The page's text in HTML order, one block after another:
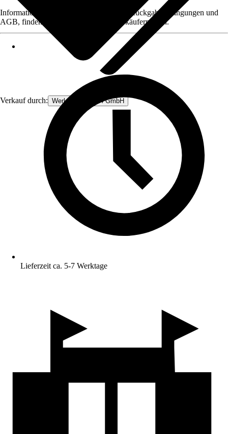
Verkauf durch: Werkzeugstore24 GmbH
Informationen des Verkäufers, wie z. B. Rückgabebedingungen und
AGB, finden Sie bei Klick auf den Verkäufernamen.
Lieferzeit ca. 5-7 Werktage